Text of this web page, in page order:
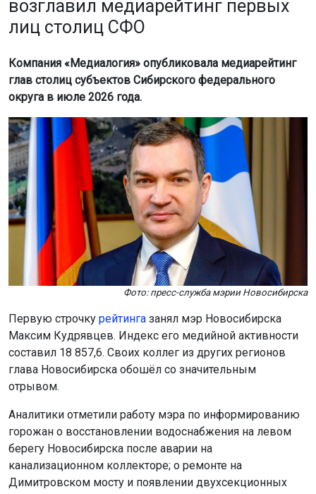
возглавил медиарейтинг первых
лиц столиц СФО
Компания «Медиалогия» опубликовала медиарейтинг
глав столиц субъектов Сибирского федерального
округа в июле 2026 года.
Фото: пресс-служба мэрии Новосибирска
Первую строчку рейтинга занял мэр Новосибирска
Максим Кудрявцев. Индекс его медийной активности
составил 18 857,6. Своих коллег из других регионов
глава Новосибирска обошёл со значительным
отрывом.
Аналитики отметили работу мэра по информированию
горожан о восстановлении водоснабжения на левом
берегу Новосибирска после аварии на
канализационном коллекторе; о ремонте на
Димитровском мосту и появлении двухсекционных